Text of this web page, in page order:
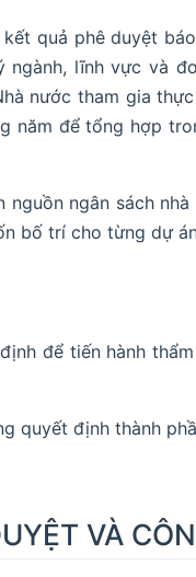
quả phê duyệt
lĩnh vực và
nước tham gia
năm để tổng hợp
ngân sách
bố trí cho từng dự
để tiến hành
quyết định thành
VÀ